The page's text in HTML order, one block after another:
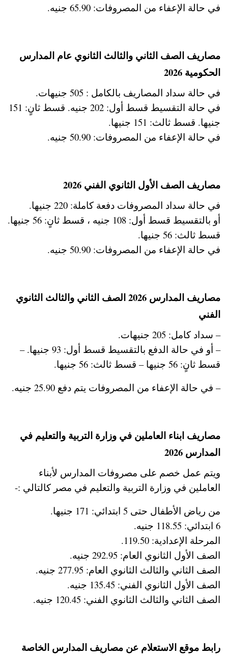
في حالة الإعفاء من المصروفات: 65.90 جنيه.
مصاريف الصف الثاني والثالث الثانوي عام المدارس
الحكومية 2026
في حالة سداد المصاريف بالكامل : 505 جنيهات.
في حالة التقسيط قسط أول: 202 جنيه. قسط ثانٍ: 151
جنيها. قسط ثالث: 151 جنيها.
في حالة الإعفاء من المصروفات: 50.90 جنيه.
مصاريف الصف الأول الثانوي الفني 2026
في حالة سداد المصروفات دفعة كاملة: 220 جنيها.
أو بالتقسيط قسط أول: 108 جنيه ، قسط ثانٍ: 56 جنيها.
قسط ثالث: 56 جنيها.
في حالة الإعفاء من المصروفات: 50.90 جنيه.
مصاريف المدارس 2026 الصف الثاني والثالث الثانوي
الفني
– سداد كامل: 205 جنيهات.
– أو في حالة الدفع بالتقسيط قسط أول: 93 جنيها. –
قسط ثانٍ: 56 جنيها – قسط ثالث: 56 جنيها.
– في حالة الإعفاء من المصروفات يتم دفع 25.90 جنيه.
مصاريف ابناء العاملين في وزارة التربية والتعليم في
المدارس 2026
ويتم عمل خصم على مصروفات المدارس لأبناء
العاملين في وزارة التربية والتعليم في مصر كالتالي :-
من رياض الأطفال حتى 5 ابتدائي: 171 جنيها.
6 ابتدائي: 118.55 جنيه.
المرحلة الإعدادية: 119.50.
الصف الأول الثانوي العام: 292.95 جنيه.
الصف الثاني والثالث الثانوي العام: 277.95 جنيه.
الصف الأول الثانوي الفني: 135.45 جنيه.
الصف الثاني والثالث الثانوي الفني: 120.45 جنيه.
رابط موقع الاستعلام عن مصاريف المدارس الخاصة